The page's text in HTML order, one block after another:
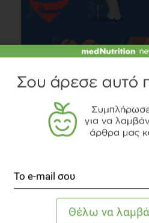
Η πολύ καθιστική ζωή θα
Lifestyle
2 λεπτά να διαβαστεί